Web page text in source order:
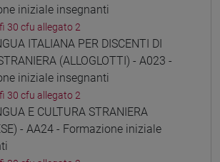
iniziale insegnanti
fi 30 cfu allegato 2
ITALIANA PER DISCENTI DI
(ALLOGLOTTI) - A023 -
iniziale insegnanti
fi 30 cfu allegato 2
E CULTURA STRANIERA
- AA24 - Formazione iniziale